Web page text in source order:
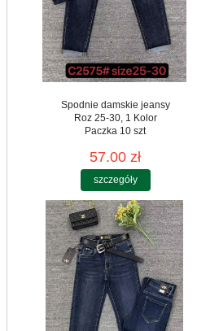
Spodnie damskie jeansy
Roz 25-30, 1 Kolor
Paczka 10 szt
57.00 zł
szczegóły